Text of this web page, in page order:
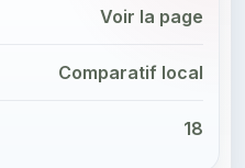
Voir la page
Comparatif local
18